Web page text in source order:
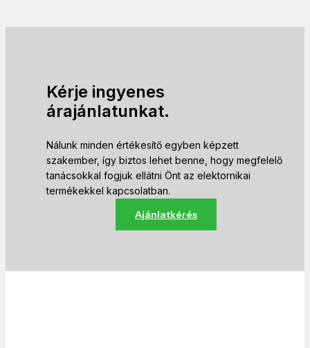
Kérje ingyenes
árajánlatunkat.
Nálunk minden értékesítő egyben képzett
szakember, így biztos lehet benne, hogy megfelelő
tanácsokkal fogjuk ellátni Önt az elektornikai
termékekkel kapcsolatban.
Ajánlatkérés